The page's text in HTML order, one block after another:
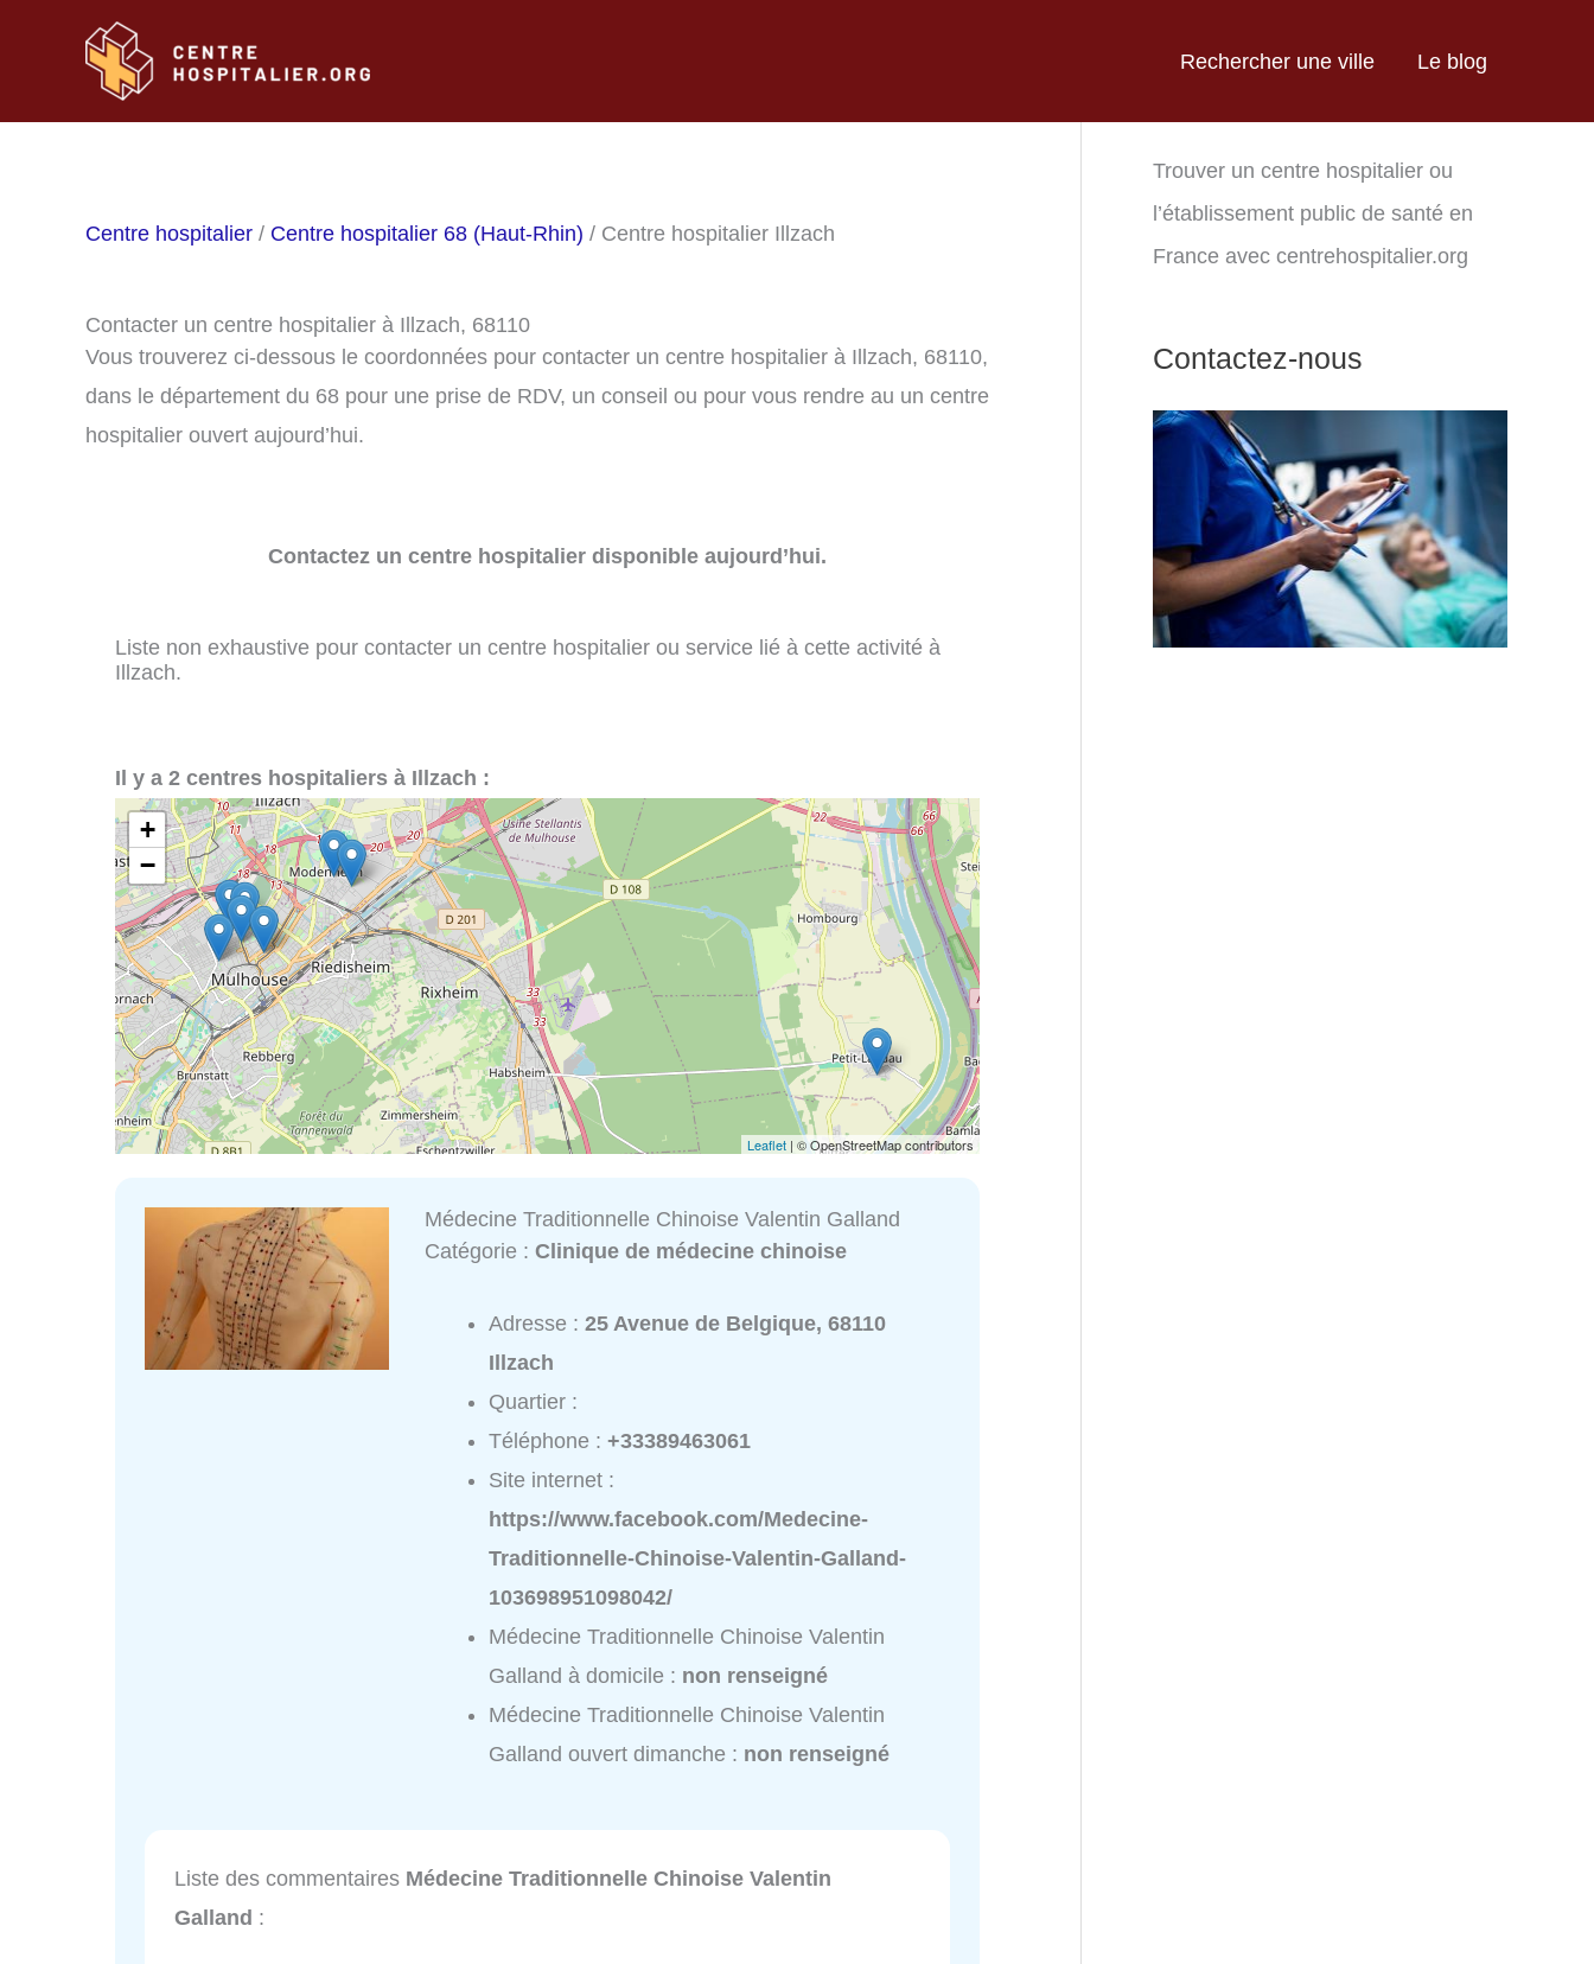
Rechercher une ville Le blog
Centre hospitalier / Centre hospitalier 68 (Haut-Rhin) / Centre hospitalier Illzach
Contacter un centre hospitalier à Illzach, 68110
Vous trouverez ci-dessous le coordonnées pour contacter un centre hospitalier à Illzach, 68110,
dans le département du 68 pour une prise de RDV, un conseil ou pour vous rendre au un centre
hospitalier ouvert aujourd’hui.
Contactez un centre hospitalier disponible aujourd’hui.
Liste non exhaustive pour contacter un centre hospitalier ou service lié à cette activité à
Illzach.
Il y a 2 centres hospitaliers à Illzach :
+
−
Leaflet | © OpenStreetMap contributors
Médecine Traditionnelle Chinoise Valentin Galland
Catégorie :Clinique de médecine chinoise
Adresse :25 Avenue de Belgique, 68110
Illzach
Quartier :
Téléphone :+33389463061
Site internet :
https://www.facebook.com/Medecine-
Traditionnelle-Chinoise-Valentin-Galland-
103698951098042/
Médecine Traditionnelle Chinoise Valentin
Galland à domicile : non renseigné
Médecine Traditionnelle Chinoise Valentin
Galland ouvert dimanche : non renseigné
Liste des commentaires Médecine Traditionnelle Chinoise Valentin
Galland :
Trouver un centre hospitalier ou
l’établissement public de santé en
France avec centrehospitalier.org
Contactez-nous